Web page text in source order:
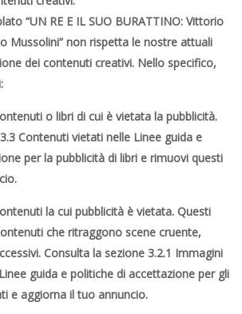
“UN RE E IL SUO BURATTINO: Vittorio
Mussolini” non rispetta le nostre attuali
dei contenuti creativi. Nello specifico,
o libri di cui è vietata la pubblicità.
Contenuti vietati nelle Linee guida e
per la pubblicità di libri e rimuovi questi
la cui pubblicità è vietata. Questi
che ritraggono scene cruente,
Consulta la sezione 3.2.1 Immagini
guida e politiche di accettazione per gli
e aggiorna il tuo annuncio.